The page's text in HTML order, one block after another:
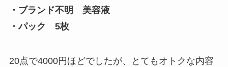
・ブランド不明 美容液
・パック 5枚
20点で4000円ほどでしたが、とてもオトクな内容